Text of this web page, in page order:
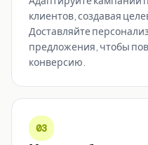
клиентов, создавая
Доставляйте
предложения, чтобы
конверсию.
03